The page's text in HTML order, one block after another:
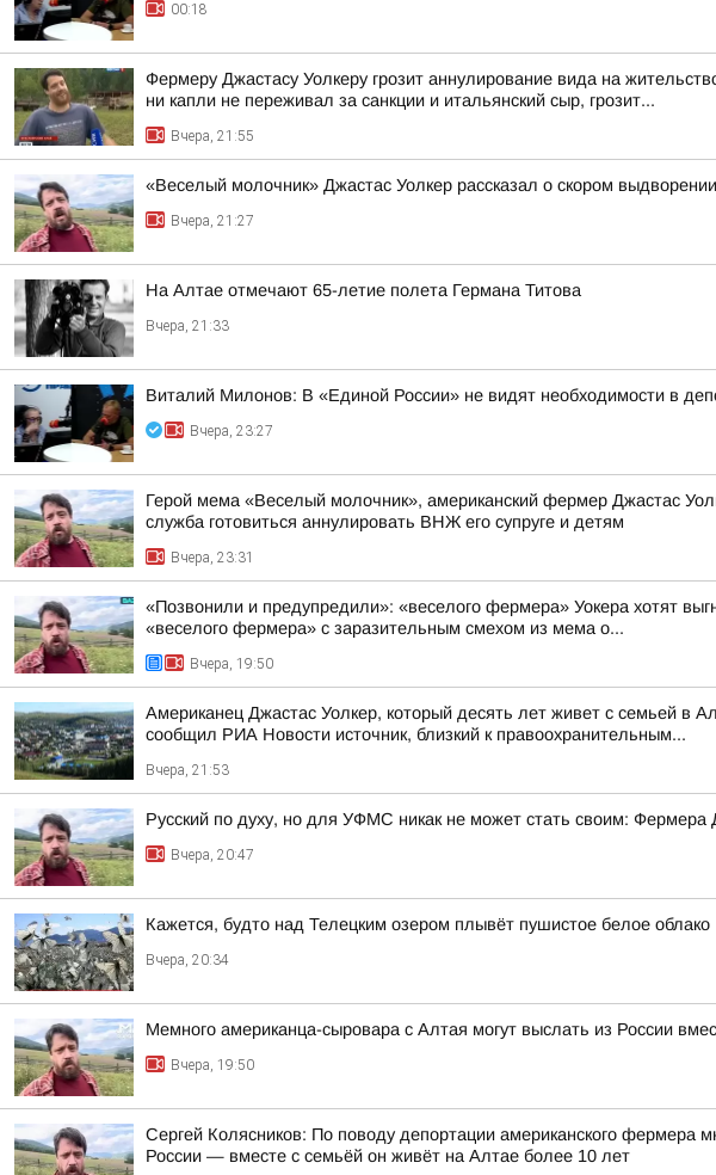
00:18
Фермеру Джастасу Уолкеру грозит аннулирование вида на
ни капли не переживал за санкции и итальянский сыр, грозит...
Вчера, 21:55
«Веселый молочник» Джастас Уолкер рассказал о скором
Вчера, 21:27
На Алтае отмечают 65-летие полета Германа Титова
Вчера, 21:33
Виталий Милонов: В «Единой России» не видят необходимости в
Вчера, 23:27
Герой мема «Веселый молочник», американский фермер Джастас
служба готовиться аннулировать ВНЖ его супруге и детям
Вчера, 23:31
«Позвонили и предупредили»: «веселого фермера» Уокера хотят
«веселого фермера» с заразительным смехом из мема о...
Вчера, 19:50
Американец Джастас Уолкер, который десять лет живет с семьей в
сообщил РИА Новости источник, близкий к правоохранительным...
Вчера, 21:53
Русский по духу, но для УФМС никак не может стать своим: Фермера
Вчера, 20:47
Кажется, будто над Телецким озером плывёт пушистое белое облако
Вчера, 20:34
Мемного американца-сыровара с Алтая могут выслать из России
Вчера, 19:50
Сергей Колясников: По поводу депортации американского фермера
России — вместе с семьёй он живёт на Алтае более 10 лет